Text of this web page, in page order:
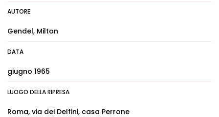
AUTORE
Gendel, Milton
DATA
giugno 1965
LUOGO DELLA RIPRESA
Roma, via dei Delfini, casa Perrone